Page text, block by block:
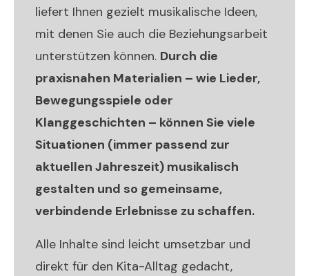
liefert Ihnen gezielt musikalische Ideen,
mit denen Sie auch die Beziehungsarbeit
unterstützen können. Durch die
praxisnahen Materialien – wie Lieder,
Bewegungsspiele oder
Klanggeschichten – können Sie viele
Situationen (immer passend zur
aktuellen Jahreszeit) musikalisch
gestalten und so gemeinsame,
verbindende Erlebnisse zu schaffen.
Alle Inhalte sind leicht umsetzbar und
direkt für den Kita-Alltag gedacht,